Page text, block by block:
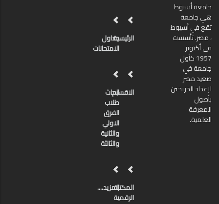
جامعة أسيوط
هي جامعة
تقع في أسيوط
، مصر. تأسست
في أكتوبر
1957 كأول
جامعة في
صعيد مصر
لإعداد الخريجين
بأصول
المعرفة
العلمية.
الرئيسيةجداول
الامتحانات
الاقسامابحاث
طلاب
الفرق
الاولي
والثانية
والثالثة
المكتبة
الرقمية
المزيد....